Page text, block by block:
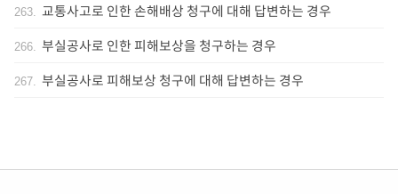
263. 교통사고로 인한 손해배상 청구에 대해 답변하는 경우
266. 부실공사로 인한 피해보상을 청구하는 경우
267. 부실공사로 피해보상 청구에 대해 답변하는 경우